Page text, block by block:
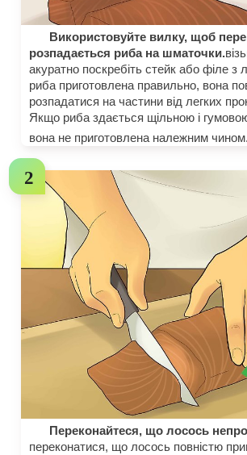
Використовуйте вилку, щоб
розпадається риба на шматочки.
акуратно поскребіть стейк або філе
риба приготовлена правильно, вона
розпадатися на частини від легких
Якщо риба здається щільною і
вона не приготовлена належним
Переконайтеся, що лосось
переконатися, що лосось повністю